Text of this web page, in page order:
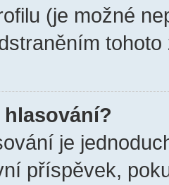
(je možné
je
příspěvek,